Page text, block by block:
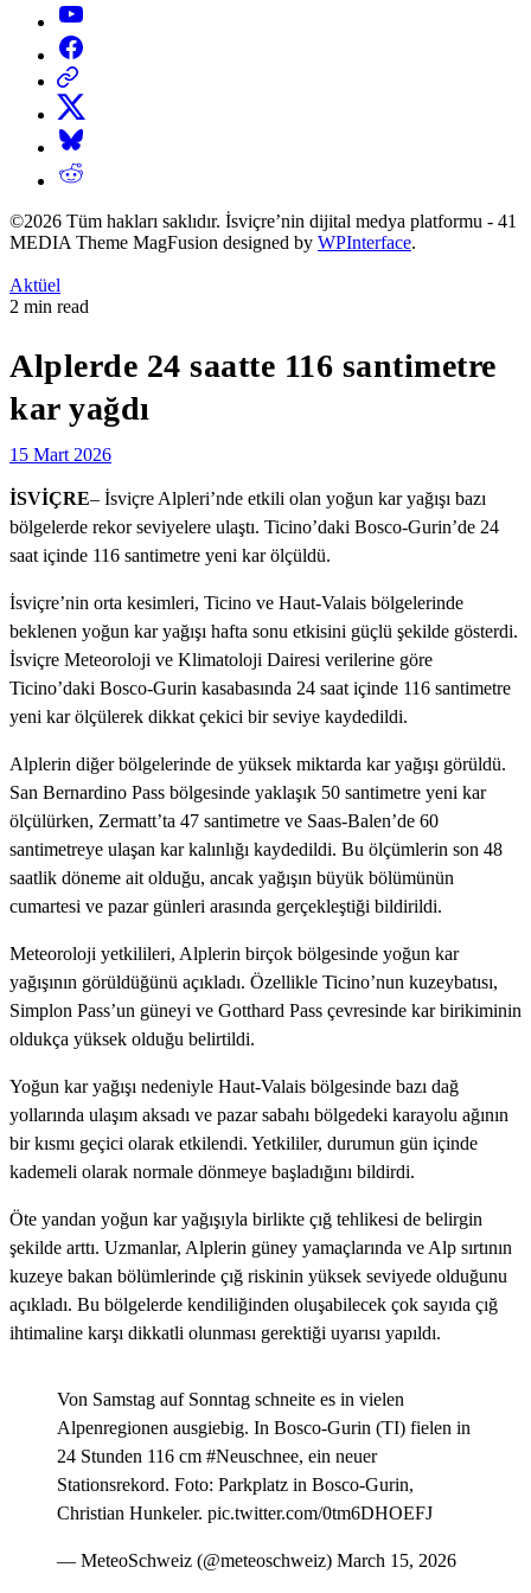
YouTube
Facebook
Threads
X
Bluesky
Reddit
©2026 Tüm hakları saklıdır. İsviçre’nin dijital medya platformu - 41
MEDIA Theme MagFusion designed by WPInterface.
Posted
in
Aktüel
Estimated
2 min read
Alplerde 24 saatte 116 santimetre
kar yağdı
15 Mart 2026
İSVİÇRE– İsviçre Alpleri’nde etkili olan yoğun kar yağışı bazı
bölgelerde rekor seviyelere ulaştı. Ticino’daki Bosco-Gurin’de 24
saat içinde 116 santimetre yeni kar ölçüldü.
İsviçre’nin orta kesimleri, Ticino ve Haut-Valais bölgelerinde
beklenen yoğun kar yağışı hafta sonu etkisini güçlü şekilde gösterdi.
İsviçre Meteoroloji ve Klimatoloji Dairesi verilerine göre
Ticino’daki Bosco-Gurin kasabasında 24 saat içinde 116 santimetre
yeni kar ölçülerek dikkat çekici bir seviye kaydedildi.
Alplerin diğer bölgelerinde de yüksek miktarda kar yağışı görüldü.
San Bernardino Pass bölgesinde yaklaşık 50 santimetre yeni kar
ölçülürken, Zermatt’ta 47 santimetre ve Saas-Balen’de 60
santimetreye ulaşan kar kalınlığı kaydedildi. Bu ölçümlerin son 48
saatlik döneme ait olduğu, ancak yağışın büyük bölümünün
cumartesi ve pazar günleri arasında gerçekleştiği bildirildi.
Meteoroloji yetkilileri, Alplerin birçok bölgesinde yoğun kar
yağışının görüldüğünü açıkladı. Özellikle Ticino’nun kuzeybatısı,
Simplon Pass’un güneyi ve Gotthard Pass çevresinde kar birikiminin
oldukça yüksek olduğu belirtildi.
Yoğun kar yağışı nedeniyle Haut-Valais bölgesinde bazı dağ
yollarında ulaşım aksadı ve pazar sabahı bölgedeki karayolu ağının
bir kısmı geçici olarak etkilendi. Yetkililer, durumun gün içinde
kademeli olarak normale dönmeye başladığını bildirdi.
Öte yandan yoğun kar yağışıyla birlikte çığ tehlikesi de belirgin
şekilde arttı. Uzmanlar, Alplerin güney yamaçlarında ve Alp sırtının
kuzeye bakan bölümlerinde çığ riskinin yüksek seviyede olduğunu
açıkladı. Bu bölgelerde kendiliğinden oluşabilecek çok sayıda çığ
ihtimaline karşı dikkatli olunması gerektiği uyarısı yapıldı.
Von Samstag auf Sonntag schneite es in vielen
Alpenregionen ausgiebig. In Bosco-Gurin (TI) fielen in
24 Stunden 116 cm #Neuschnee, ein neuer
Stationsrekord. Foto: Parkplatz in Bosco-Gurin,
Christian Hunkeler. pic.twitter.com/0tm6DHOEFJ
— MeteoSchweiz (@meteoschweiz) March 15, 2026